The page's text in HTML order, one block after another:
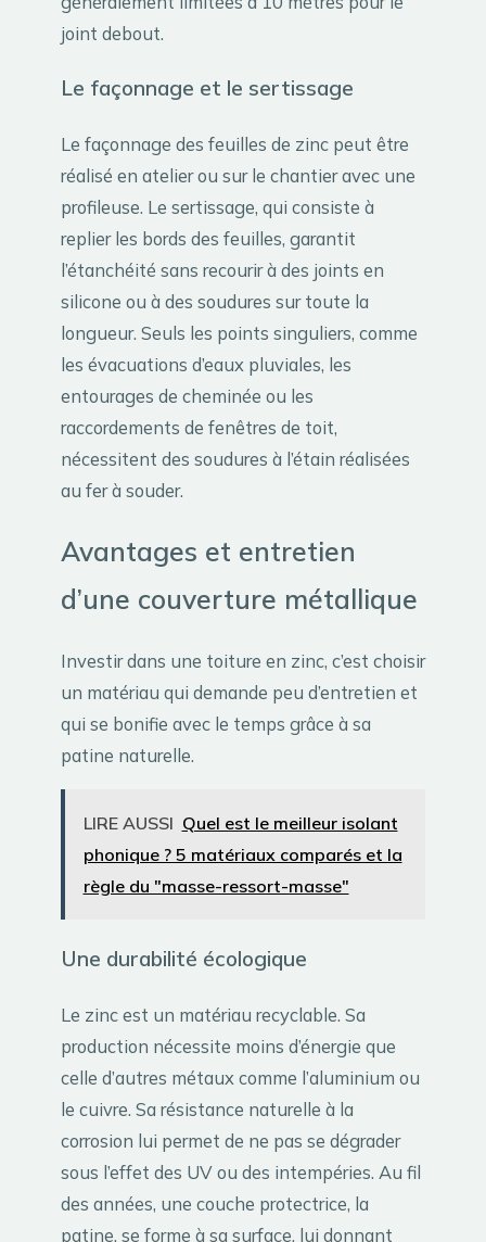
joint debout.
Le façonnage et le sertissage
Le façonnage des feuilles de zinc peut être
réalisé en atelier ou sur le chantier avec une
profileuse. Le sertissage, qui consiste à
replier les bords des feuilles, garantit
l’étanchéité sans recourir à des joints en
silicone ou à des soudures sur toute la
longueur. Seuls les points singuliers, comme
les évacuations d’eaux pluviales, les
entourages de cheminée ou les
raccordements de fenêtres de toit,
nécessitent des soudures à l’étain réalisées
au fer à souder.
Avantages et entretien
d’une couverture métallique
Investir dans une toiture en zinc, c’est choisir
un matériau qui demande peu d’entretien et
qui se bonifie avec le temps grâce à sa
patine naturelle.
LIRE AUSSI Quel est le meilleur isolant
phonique ? 5 matériaux comparés et la
règle du "masse-ressort-masse"
Une durabilité écologique
Le zinc est un matériau recyclable. Sa
production nécessite moins d’énergie que
celle d’autres métaux comme l’aluminium ou
le cuivre. Sa résistance naturelle à la
corrosion lui permet de ne pas se dégrader
sous l’effet des UV ou des intempéries. Au fil
des années, une couche protectrice, la
patine, se forme à sa surface, lui donnant